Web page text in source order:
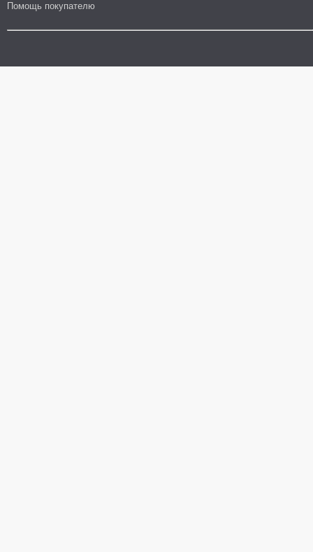
Помощь покупателю